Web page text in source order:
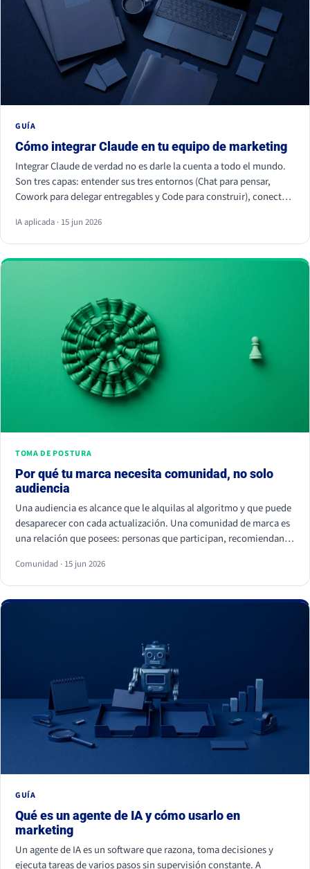
GUÍA
Cómo integrar Claude en tu equipo de marketing
Integrar Claude de verdad no es darle la cuenta a todo el mundo.
Son tres capas: entender sus tres entornos (Chat para pensar,
Cowork para delegar entregables y Code para construir), conectar
para que trabaje con tus datos, y crear Skills que conviertan
vuestra forma de trabajar en algo repetible. La magia no está en el
chat, está en los conectores y los Skills.
IA aplicada · 15 jun 2026
TOMA DE POSTURA
Por qué tu marca necesita comunidad, no solo
audiencia
Una audiencia es alcance que le alquilas al algoritmo y que puede
desaparecer con cada actualización. Una comunidad de marca es
una relación que posees: personas que participan, recomiendan y
comunidad sostiene el negocio cuando el alcance pagado falla.
Comunidad · 15 jun 2026
GUÍA
Qué es un agente de IA y cómo usarlo en
marketing
Un agente de IA es un software que razona, toma decisiones y
ejecuta tareas de varios pasos sin supervisión constante. A